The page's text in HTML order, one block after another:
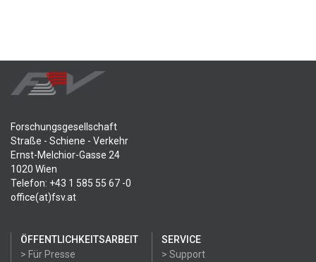
Forschungsgesellschaft
Straße - Schiene - Verkehr
Ernst-Melchior-Gasse 24
1020 Wien
Telefon: +43 1 585 55 67 -0
office(at)fsv.at
ÖFFENTLICHKEITSARBEIT
> Für Presse
SERVICE
> Support